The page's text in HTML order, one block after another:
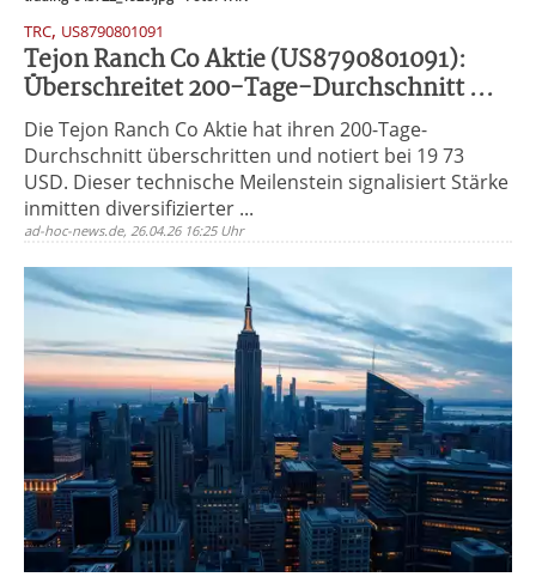
TRC, US8790801091
Tejon Ranch Co Aktie (US8790801091):
Überschreitet 200-Tage-Durchschnitt ...
Die Tejon Ranch Co Aktie hat ihren 200-Tage-
Durchschnitt überschritten und notiert bei 19 73
USD. Dieser technische Meilenstein signalisiert Stärke
inmitten diversifizierter ...
ad-hoc-news.de, 26.04.26 16:25 Uhr